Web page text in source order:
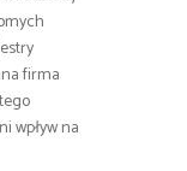
firma
wpływ na